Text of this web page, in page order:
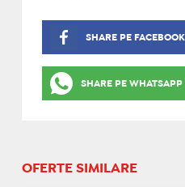
SHARE PE FACEBOOK
SHARE PE WHATSAPP
OFERTE SIMILARE